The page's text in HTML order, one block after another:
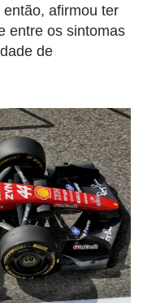
afirmou ter
entre os sintomas
de